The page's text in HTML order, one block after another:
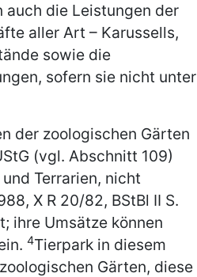
auch die Leistungen der
aller Art – Karussells,
sowie die
sofern sie nicht unter
der zoologischen Gärten
(vgl. Abschnitt 109)
Terrarien, nicht
X R 20/82, BStBl II S.
ihre Umsätze können
4Tierpark in diesem
Gärten, diese